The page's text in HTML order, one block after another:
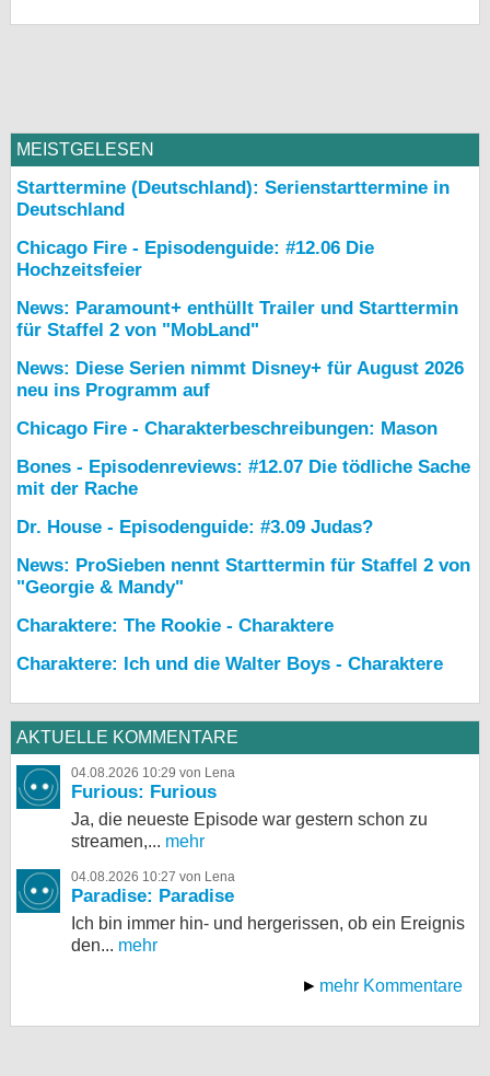
MEISTGELESEN
Starttermine (Deutschland): Serienstarttermine in
Deutschland
Chicago Fire - Episodenguide: #12.06 Die
Hochzeitsfeier
News: Paramount+ enthüllt Trailer und Starttermin
für Staffel 2 von "MobLand"
News: Diese Serien nimmt Disney+ für August 2026
neu ins Programm auf
Chicago Fire - Charakterbeschreibungen: Mason
Bones - Episodenreviews: #12.07 Die tödliche Sache
mit der Rache
Dr. House - Episodenguide: #3.09 Judas?
News: ProSieben nennt Starttermin für Staffel 2 von
"Georgie & Mandy"
Charaktere: The Rookie - Charaktere
Charaktere: Ich und die Walter Boys - Charaktere
AKTUELLE KOMMENTARE
04.08.2026 10:29 von Lena
Furious: Furious
Ja, die neueste Episode war gestern schon zu
streamen,... mehr
04.08.2026 10:27 von Lena
Paradise: Paradise
Ich bin immer hin- und hergerissen, ob ein Ereignis
den... mehr
mehr Kommentare